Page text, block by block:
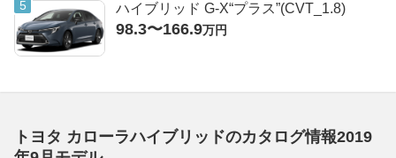
ハイブリッド G-X“プラス”(CVT_1.8)
98.3〜166.9万円
トヨタ カローラハイブリッドのカタログ情報2019